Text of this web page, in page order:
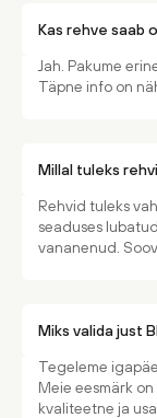
Kas rehve saab
Jah. Pakume
Täpne info on
Millal tuleks
Rehvid tuleks
seaduses
vananenud.
Miks valida just
Tegeleme
Meie eesmärk
kvaliteetne ja